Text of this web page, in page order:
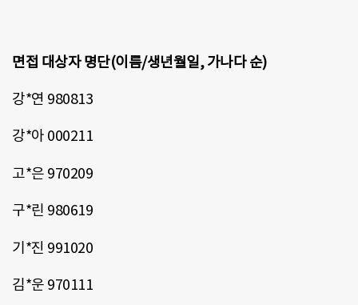
면접 대상자 명단(이름/생년월일, 가나다 순)
강*연 980813
강*아 000211
고*은 970209
구*린 980619
기*진 991020
김*운 970111